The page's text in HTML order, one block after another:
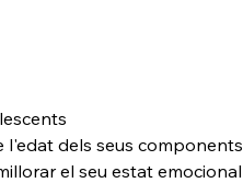
dels seus components
el seu estat emocional